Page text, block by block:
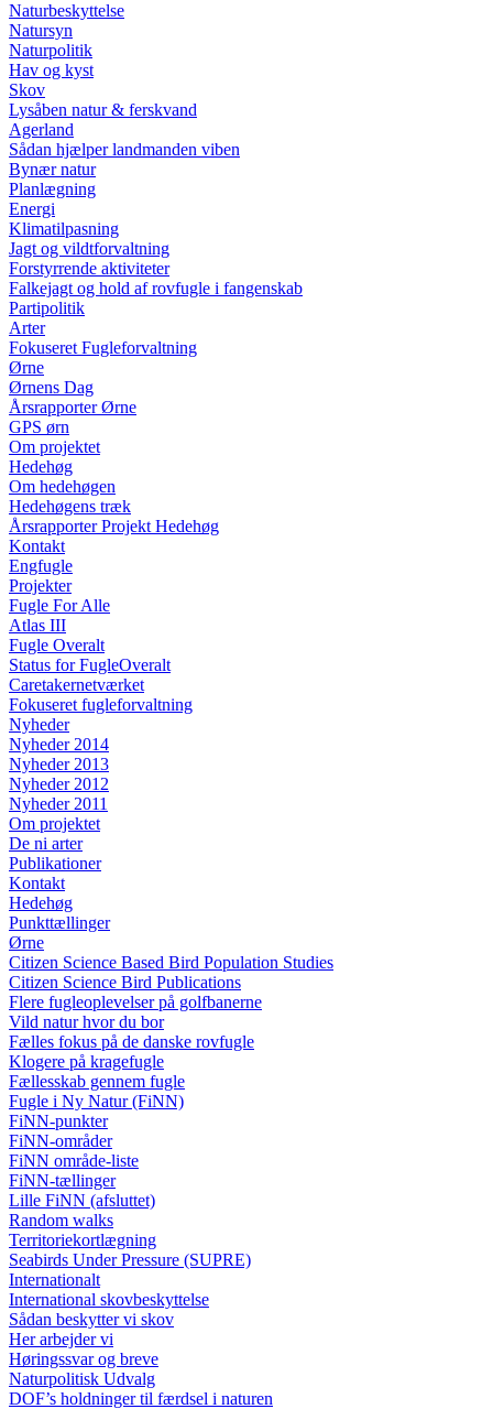
Naturbeskyttelse
Natursyn
Naturpolitik
Hav og kyst
Skov
Lysåben natur & ferskvand
Agerland
Sådan hjælper landmanden viben
Bynær natur
Planlægning
Energi
Klimatilpasning
Jagt og vildtforvaltning
Forstyrrende aktiviteter
Falkejagt og hold af rovfugle i fangenskab
Partipolitik
Arter
Fokuseret Fugleforvaltning
Ørne
Ørnens Dag
Årsrapporter Ørne
GPS ørn
Om projektet
Hedehøg
Om hedehøgen
Hedehøgens træk
Årsrapporter Projekt Hedehøg
Kontakt
Engfugle
Projekter
Fugle For Alle
Atlas III
Fugle Overalt
Status for FugleOveralt
Caretakernetværket
Fokuseret fugleforvaltning
Nyheder
Nyheder 2014
Nyheder 2013
Nyheder 2012
Nyheder 2011
Om projektet
De ni arter
Publikationer
Kontakt
Hedehøg
Punkttællinger
Ørne
Citizen Science Based Bird Population Studies
Citizen Science Bird Publications
Flere fugleoplevelser på golfbanerne
Vild natur hvor du bor
Fælles fokus på de danske rovfugle
Klogere på kragefugle
Fællesskab gennem fugle
Fugle i Ny Natur (FiNN)
FiNN-punkter
FiNN-områder
FiNN område-liste
FiNN-tællinger
Lille FiNN (afsluttet)
Random walks
Territoriekortlægning
Seabirds Under Pressure (SUPRE)
Internationalt
International skovbeskyttelse
Sådan beskytter vi skov
Her arbejder vi
Høringssvar og breve
Naturpolitisk Udvalg
DOF’s holdninger til færdsel i naturen